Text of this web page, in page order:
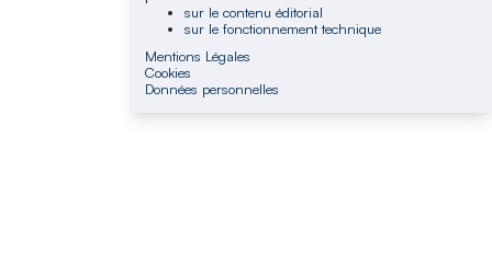
sur le contenu éditorial
sur le fonctionnement technique
Mentions Légales
Cookies
Données personnelles